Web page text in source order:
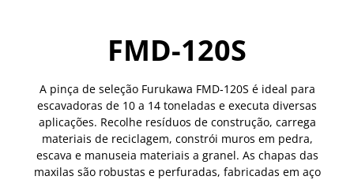
FMD-120S
A pinça de seleção Furukawa FMD‑120S é ideal para
escavadoras de 10 a 14 toneladas e executa diversas
aplicações. Recolhe resíduos de construção, carrega
materiais de reciclagem, constrói muros em pedra,
escava e manuseia materiais a granel. As chapas das
maxilas são robustas e perfuradas, fabricadas em aço